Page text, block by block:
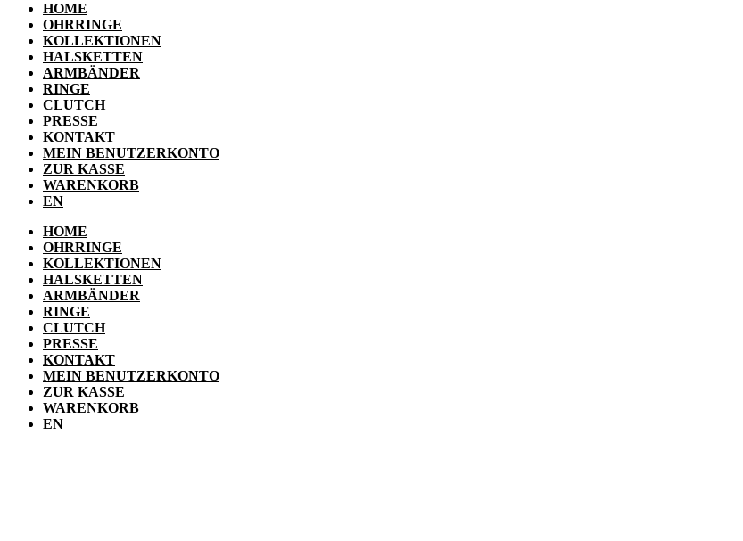
HOME
OHRRINGE
KOLLEKTIONEN
HALSKETTEN
ARMBÄNDER
RINGE
CLUTCH
PRESSE
KONTAKT
MEIN BENUTZERKONTO
ZUR KASSE
WARENKORB
EN
HOME
OHRRINGE
KOLLEKTIONEN
HALSKETTEN
ARMBÄNDER
RINGE
CLUTCH
PRESSE
KONTAKT
MEIN BENUTZERKONTO
ZUR KASSE
WARENKORB
EN